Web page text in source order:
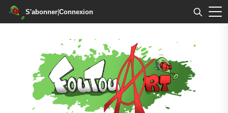
S'abonner|Connexion